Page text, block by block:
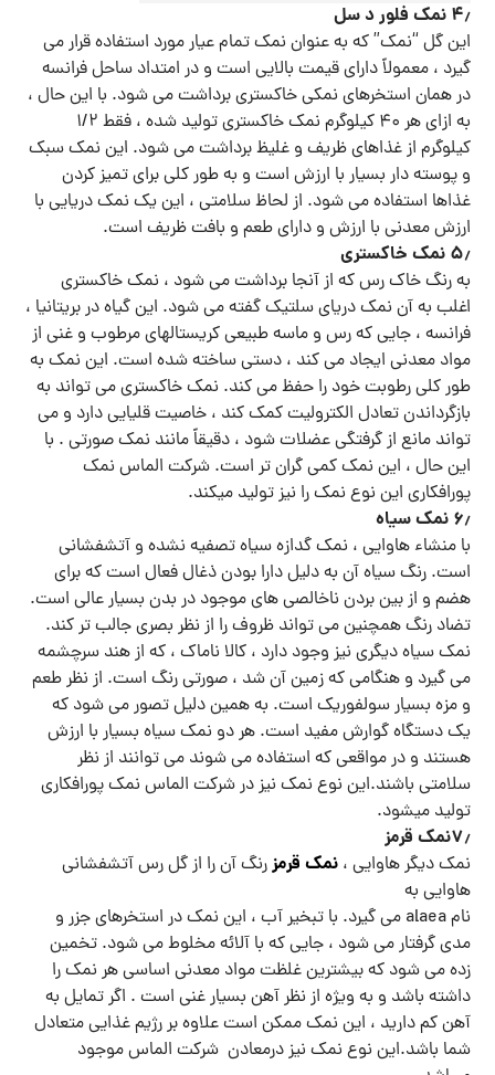
۴٫ نمک فلور د سل
این گل “نمک” که به عنوان نمک تمام عیار مورد استفاده قرار می
گیرد ، معمولاً دارای قیمت بالایی است و در امتداد ساحل فرانسه
در همان استخرهای نمکی خاکستری برداشت می شود. با این حال ،
به ازای هر ۴۰ کیلوگرم نمک خاکستری تولید شده ، فقط ۱/۲
کیلوگرم از غذاهای ظریف و غلیظ برداشت می شود. این نمک سبک
و پوسته دار بسیار با ارزش است و به طور کلی برای تمیز کردن
غذاها استفاده می شود. از لحاظ سلامتی ، این یک نمک دریایی با
ارزش معدنی با ارزش و دارای طعم و بافت ظریف است.
۵٫ نمک خاکستری
به رنگ خاک رس که از آنجا برداشت می شود ، نمک خاکستری
اغلب به آن نمک دریای سلتیک گفته می شود. این گیاه در بریتانیا ،
فرانسه ، جایی که رس و ماسه طبیعی کریستالهای مرطوب و غنی از
مواد معدنی ایجاد می کند ، دستی ساخته شده است. این نمک به
طور کلی رطوبت خود را حفظ می کند. نمک خاکستری می تواند به
بازگرداندن تعادل الکترولیت کمک کند ، خاصیت قلیایی دارد و می
تواند مانع از گرفتگی عضلات شود ، دقیقاً مانند نمک صورتی . با
این حال ، این نمک کمی گران تر است. شرکت الماس نمک
پورافکاری این نوع نمک را نیز تولید میکند.
۶٫ نمک سیاه
با منشاء هاوایی ، نمک گدازه سیاه تصفیه نشده و آتشفشانی
است. رنگ سیاه آن به دلیل دارا بودن ذغال فعال است که برای
هضم و از بین بردن ناخالصی های موجود در بدن بسیار عالی است.
تضاد رنگ همچنین می تواند ظروف را از نظر بصری جالب تر کند.
نمک سیاه دیگری نیز وجود دارد ، کالا ناماک ، که از هند سرچشمه
می گیرد و هنگامی که زمین آن شد ، صورتی رنگ است. از نظر طعم
و مزه بسیار سولفوریک است. به همین دلیل تصور می شود که
یک دستگاه گوارش مفید است. هر دو نمک سیاه بسیار با ارزش
هستند و در مواقعی که استفاده می شوند می توانند از نظر
سلامتی باشند.این نوع نمک نیز در شرکت الماس نمک پورافکاری
تولید میشود.
۷٫نمک قرمز
نمک دیگر هاوایی ،نمک قرمزرنگ آن را از گل رس آتشفشانی
هاوایی به
نام alaea می گیرد. با تبخیر آب ، این نمک در استخرهای جزر و
مدی گرفتار می شود ، جایی که با آلائه مخلوط می شود. تخمین
زده می شود که بیشترین غلظت مواد معدنی اساسی هر نمک را
داشته باشد و به ویژه از نظر آهن بسیار غنی است . اگر تمایل به
آهن کم دارید ، این نمک ممکن است علاوه بر رژیم غذایی متعادل
شما باشد.این نوع نمک نیز درمعادن شرکت الماس موجود